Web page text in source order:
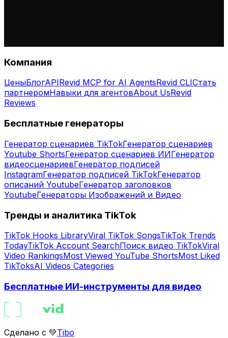
Компания
ЦеныБлогAPIRevid MCP for AI AgentsRevid CLIСтать
партнеромНавыки для агентовAbout UsRevid
Reviews
Бесплатные генераторы
Генератор сценариев TikTokГенератор сценариев
Youtube ShortsГенератор сценариев ИИГенератор
видеосценариевГенератор подписей
InstagramГенератор подписей TikTokГенератор
описаний YoutubeГенератор заголовков
YoutubeГенераторы Изображений и Видео
Тренды и аналитика TikTok
TikTok Hooks LibraryViral TikTok SongsTikTok Trends
TodayTikTok Account SearchПоиск видео TikTokViral
Video RankingsMost Viewed YouTube ShortsMost Liked
TikToksAI Videos Categories
Бесплатные ИИ-инструменты для видео
Сделано с 💚Tibo